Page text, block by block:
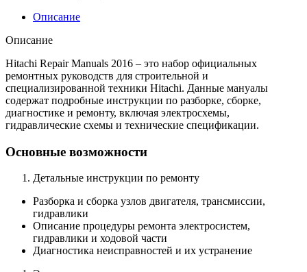
Описание
Описание
Hitachi Repair Manuals 2016 – это набор официальных
ремонтных руководств для строительной и
специализированной техники Hitachi. Данные мануалы
содержат подробные инструкции по разборке, сборке,
диагностике и ремонту, включая электросхемы,
гидравлические схемы и технические спецификации.
Основные возможности
Детальные инструкции по ремонту
Разборка и сборка узлов двигателя, трансмиссии,
гидравлики
Описание процедуры ремонта электросистем,
гидравлики и ходовой части
Диагностика неисправностей и их устранение